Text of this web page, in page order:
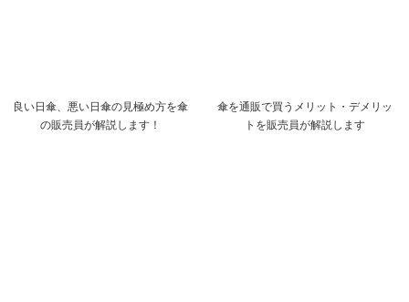
良い日傘、悪い日傘の見極め方を傘
の販売員が解説します！
傘を通販で買うメリット・デメリッ
トを販売員が解説します